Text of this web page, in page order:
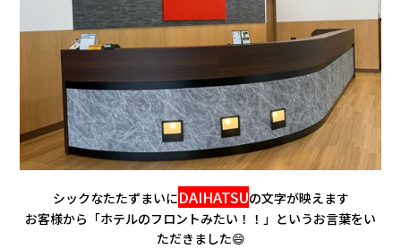
シックなたたずまいにDAIHATSUの文字が映えます
お客様から「ホテルのフロントみたい！！」というお言葉をい
ただきました😄